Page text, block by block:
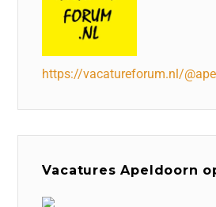
https://vacatureforum.nl/
Vacatures Apeldoorn